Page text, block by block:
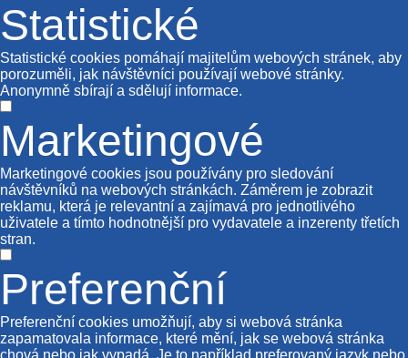
Statistické
Statistické cookies pomáhají majitelům webových stránek, aby
porozuměli, jak návštěvníci používají webové stránky.
Anonymně sbírají a sdělují informace.
Marketingové
Marketingové cookies jsou používány pro sledování
návštěvníků na webových stránkách. Záměrem je zobrazit
reklamu, která je relevantní a zajímavá pro jednotlivého
uživatele a tímto hodnotnější pro vydavatele a inzerenty třetích
stran.
Preferenční
Preferenční cookies umožňují, aby si webová stránka
zapamatovala informace, které mění, jak se webová stránka